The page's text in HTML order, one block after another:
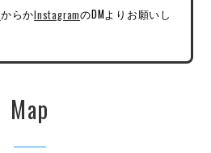
からかInstagramのDMよりお願いし
Map